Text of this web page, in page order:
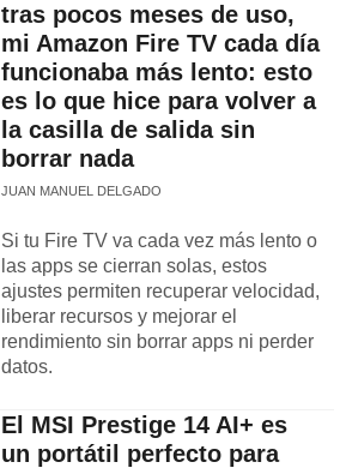
tras pocos meses de uso,
mi Amazon Fire TV cada día
funcionaba más lento: esto
es lo que hice para volver a
la casilla de salida sin
borrar nada
JUAN MANUEL DELGADO
Si tu Fire TV va cada vez más lento o
las apps se cierran solas, estos
ajustes permiten recuperar velocidad,
liberar recursos y mejorar el
rendimiento sin borrar apps ni perder
datos.
El MSI Prestige 14 AI+ es
un portátil perfecto para